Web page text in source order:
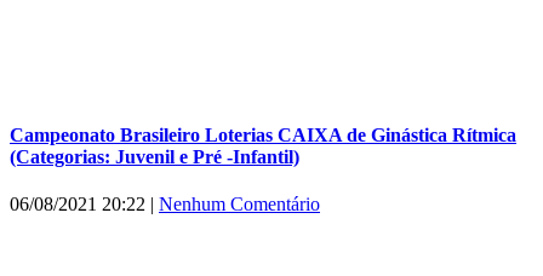
Campeonato Brasileiro Loterias CAIXA de Ginástica Rítmica
(Categorias: Juvenil e Pré -Infantil)
06/08/2021 20:22 Nenhum Comentário